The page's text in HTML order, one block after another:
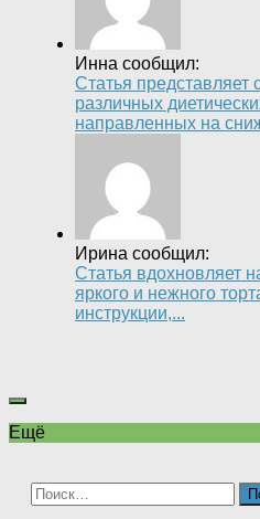
Инна сообщил:
Статья
различных
направленных на
Ирина сообщил:
Статья вдохновляет
яркого и нежного
инструкции,...
Ещё
Найти: